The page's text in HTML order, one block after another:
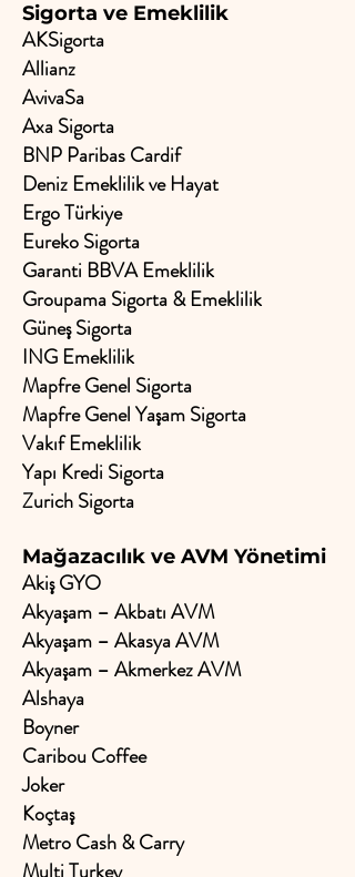
Sigorta ve Emeklilik
AKSigorta
Allianz
AvivaSa
Axa Sigorta
BNP Paribas Cardif
Deniz Emeklilik ve Hayat
Ergo Türkiye
Eureko Sigorta
Garanti BBVA Emeklilik
Groupama Sigorta & Emeklilik
Güneş Sigorta
ING Emeklilik
Mapfre Genel Sigorta
Mapfre Genel Yaşam Sigorta
Vakıf Emeklilik
Yapı Kredi Sigorta
Zurich Sigorta
Mağazacılık ve AVM Yönetimi
Akiş GYO
Akyaşam – Akbatı AVM
Akyaşam – Akasya AVM
Akyaşam – Akmerkez AVM
Alshaya
Boyner
Caribou Coffee
Joker
Koçtaş
Metro Cash & Carry